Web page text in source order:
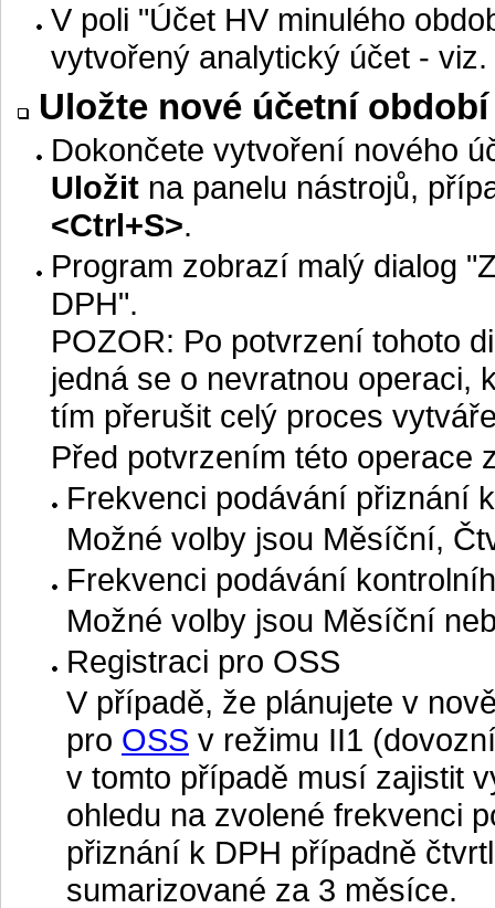
V poli "Účet HV minulého
vytvořený analytický účet -
Uložte nové účetní období
Dokončete vytvoření nového
Uložit na panelu nástrojů,
<Ctrl+S>.
Program zobrazí malý dialog
DPH".
POZOR: Po potvrzení tohoto
jedná se o nevratnou operaci,
tím přerušit celý proces
Před potvrzením této operace
Frekvenci podávání přiznání
Možné volby jsou Měsíční,
Frekvenci podávání
Možné volby jsou Měsíční
Registraci pro OSS
V případě, že plánujete v
pro OSS v režimu II1
v tomto případě musí zajistit
ohledu na zvolené frekvenci
přiznání k DPH případně
sumarizované za 3 měsíce.